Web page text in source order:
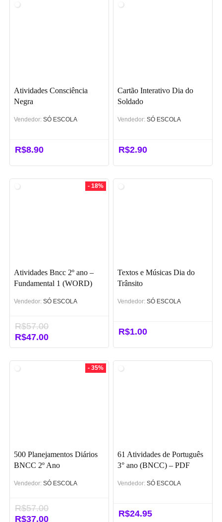
Atividades Consciência
Negra
Vendedor: SÓ ESCOLA
R$8.90
Cartão Interativo Dia do
Soldado
Vendedor: SÓ ESCOLA
R$2.90
- 18%
Atividades Bncc 2º ano –
Fundamental 1 (WORD)
Vendedor: SÓ ESCOLA
R$57.00
O
preço
R$47.00O
preço
Textos e Músicas Dia do
Trânsito
Vendedor: SÓ ESCOLA
R$1.00
- 35%
500 Planejamentos Diários
BNCC 2º Ano
Vendedor: SÓ ESCOLA
R$57.00
O
R$37.00O
61 Atividades de Português
3° ano (BNCC) – PDF
Vendedor: SÓ ESCOLA
R$24.95